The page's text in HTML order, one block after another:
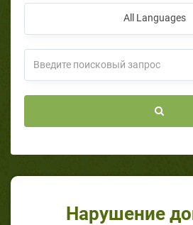
All Languages
Нарушение